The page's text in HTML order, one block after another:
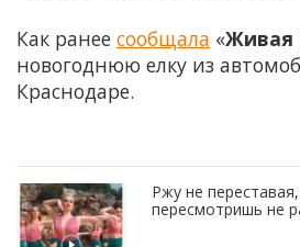
Как ранее сообщала «Живая
новогоднюю елку из
Краснодаре.
Ржу не
пересмотришь не